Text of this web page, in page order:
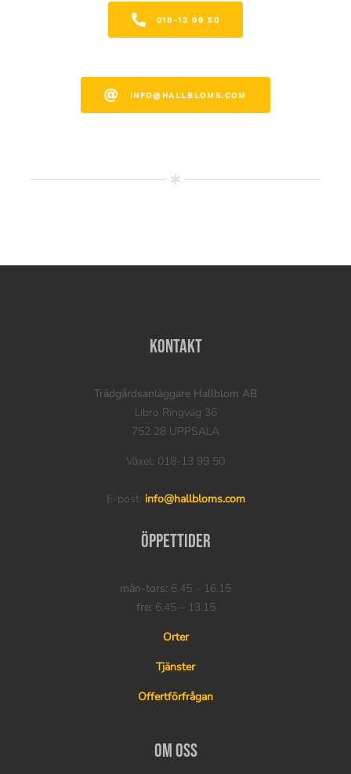
018-13 99 50
INFO@HALLBLOMS.COM
Kontakt
Trädgårdsanläggare Hallblom AB
Libro Ringväg 36
752 28 UPPSALA
Växel: 018-13 99 50
E-post: info@hallbloms.com
Öppettider
mån-tors: 6.45 – 16.15
fre: 6.45 – 13.15
Orter
Tjänster
Offertförfrågan
Om oss